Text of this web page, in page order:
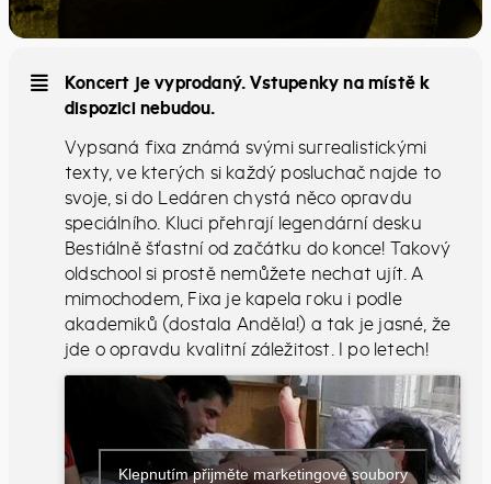
Koncert je vyprodaný. Vstupenky na místě k
dispozici nebudou.
Vypsaná fixa známá svými surrealistickými
texty, ve kterých si každý posluchač najde to
svoje, si do Ledáren chystá něco opravdu
speciálního. Kluci přehrají legendární desku
Bestiálně šťastní od začátku do konce! Takový
oldschool si prostě nemůžete nechat ujít. A
mimochodem, Fixa je kapela roku i podle
akademiků (dostala Anděla!) a tak je jasné, že
jde o opravdu kvalitní záležitost. I po letech!
Klepnutím přijměte marketingové soubory